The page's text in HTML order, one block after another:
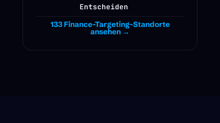
Entscheiden
133 Finance-Targeting-Standorte
ansehen →